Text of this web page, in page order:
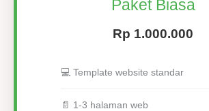
Paket Biasa
Rp 1.000.000
💻 Template website standar
📄 1-3 halaman web